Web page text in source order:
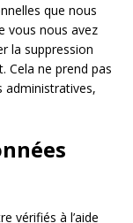
que nous
vous nous avez
la suppression
Cela ne prend pas
administratives,
vérifiés à l’aide